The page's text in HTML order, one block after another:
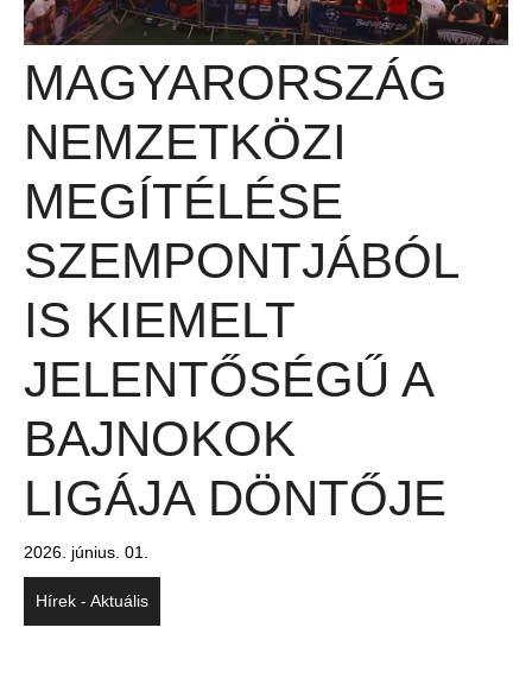
MAGYARORSZÁG
NEMZETKÖZI
MEGÍTÉLÉSE
SZEMPONTJÁBÓL
IS KIEMELT
JELENTŐSÉGŰ A
BAJNOKOK
LIGÁJA DÖNTŐJE
2026. június. 01.
Hírek - Aktuális